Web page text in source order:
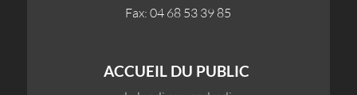
Fax: 04 68 53 39 85
ACCUEIL DU PUBLIC